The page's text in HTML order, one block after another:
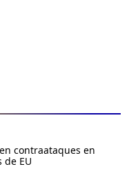
contraataques en
de EU